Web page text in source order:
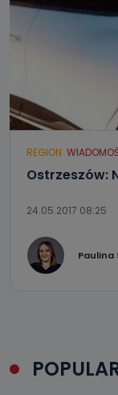
REGION
Ostrzeszów:
24.05.2017 08:25
Paulina